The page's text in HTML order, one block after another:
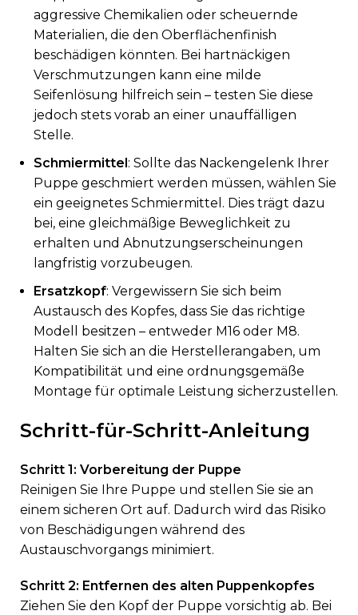
aggressive Chemikalien oder scheuernde
Materialien, die den Oberflächenfinish
beschädigen könnten. Bei hartnäckigen
Verschmutzungen kann eine milde
Seifenlösung hilfreich sein – testen Sie diese
jedoch stets vorab an einer unauffälligen
Stelle.
Schmiermittel : Sollte das Nackengelenk Ihrer
Puppe geschmiert werden müssen, wählen Sie
ein geeignetes Schmiermittel. Dies trägt dazu
bei, eine gleichmäßige Beweglichkeit zu
erhalten und Abnutzungserscheinungen
langfristig vorzubeugen.
Ersatzkopf: Vergewissern Sie sich beim
Austausch des Kopfes, dass Sie das richtige
Modell besitzen – entweder M16 oder M8.
Halten Sie sich an die Herstellerangaben, um
Kompatibilität und eine ordnungsgemäße
Montage für optimale Leistung sicherzustellen.
Schritt-für-Schritt-Anleitung
Schritt 1: Vorbereitung der Puppe
Reinigen Sie Ihre Puppe und stellen Sie sie an
einem sicheren Ort auf. Dadurch wird das Risiko
von Beschädigungen während des
Austauschvorgangs minimiert.
Schritt 2: Entfernen des alten Puppenkopfes
Ziehen Sie den Kopf der Puppe vorsichtig ab. Bei